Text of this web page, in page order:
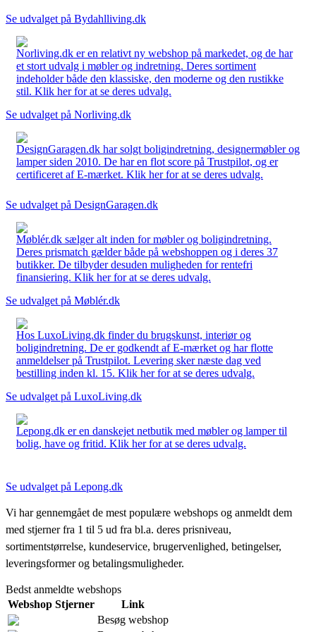
Se udvalget på Bydahlliving.dk
Norliving.dk er en relativt ny webshop på markedet, og de har
et stort udvalg i møbler og indretning. Deres sortiment
indeholder både den klassiske, den moderne og den rustikke
stil. Klik her for at se deres udvalg.
Se udvalget på Norliving.dk
DesignGaragen.dk har solgt boligindretning, designermøbler og
lamper siden 2010. De har en flot score på Trustpilot, og er
certificeret af E-mærket. Klik her for at se deres udvalg.
Se udvalget på DesignGaragen.dk
Møblér.dk sælger alt inden for møbler og boligindretning.
Deres prismatch gælder både på webshoppen og i deres 37
butikker. De tilbyder desuden muligheden for rentefri
finansiering. Klik her for at se deres udvalg.
Se udvalget på Møblér.dk
Hos LuxoLiving.dk finder du brugskunst, interiør og
boligindretning. De er godkendt af E-mærket og har flotte
anmeldelser på Trustpilot. Levering sker næste dag ved
bestilling inden kl. 15. Klik her for at se deres udvalg.
Se udvalget på LuxoLiving.dk
Lepong.dk er en danskejet netbutik med møbler og lamper til
bolig, have og fritid. Klik her for at se deres udvalg.
Se udvalget på Lepong.dk
Vi har gennemgået de mest populære webshops og anmeldt dem
med stjerner fra 1 til 5 ud fra bl.a. deres prisniveau,
sortimentstørrelse, kundeservice, brugervenlighed, betingelser,
leveringsformer og betalingsmuligheder.
Bedst anmeldte webshops
Webshop Stjerner
Link
Besøg webshop